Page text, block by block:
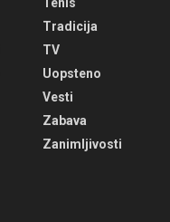
Tradicija
TV
Uopsteno
Vesti
Zabava
Zanimljivosti